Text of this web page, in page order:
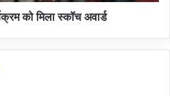
विकास किया जा रहा है। इसके लिए
किया जा चुका है।
बाड़ियों का विकास किया गया है। राज्य
को मिला स्कॉच अवार्ड